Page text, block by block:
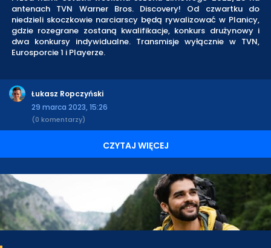
antenach TVN Warner Bros. Discovery! Od czwartku do
niedzieli skoczkowie narciarscy będą rywalizować w Planicy,
gdzie rozegrane zostaną kwalifikacje, konkurs drużynowy i
dwa konkursy indywidualne. Transmisje wyłącznie w TVN,
Eurosporcie 1 i Playerze.
Łukasz Ropczyński
29 marca 2023, 15:26
(0 komentarzy)
CZYTAJ WIĘCEJ